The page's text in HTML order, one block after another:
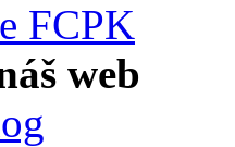
FCPK
web